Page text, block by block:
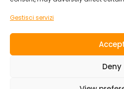
Gestisci servizi
Deny
Junior
Yoga and
Surf
Surf